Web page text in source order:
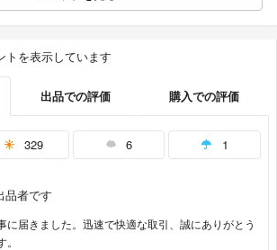
トを表示しています
出品での評価 購入での評価
329 6 1
品者です
に届きました。迅速で快適な取引、誠にありがとう